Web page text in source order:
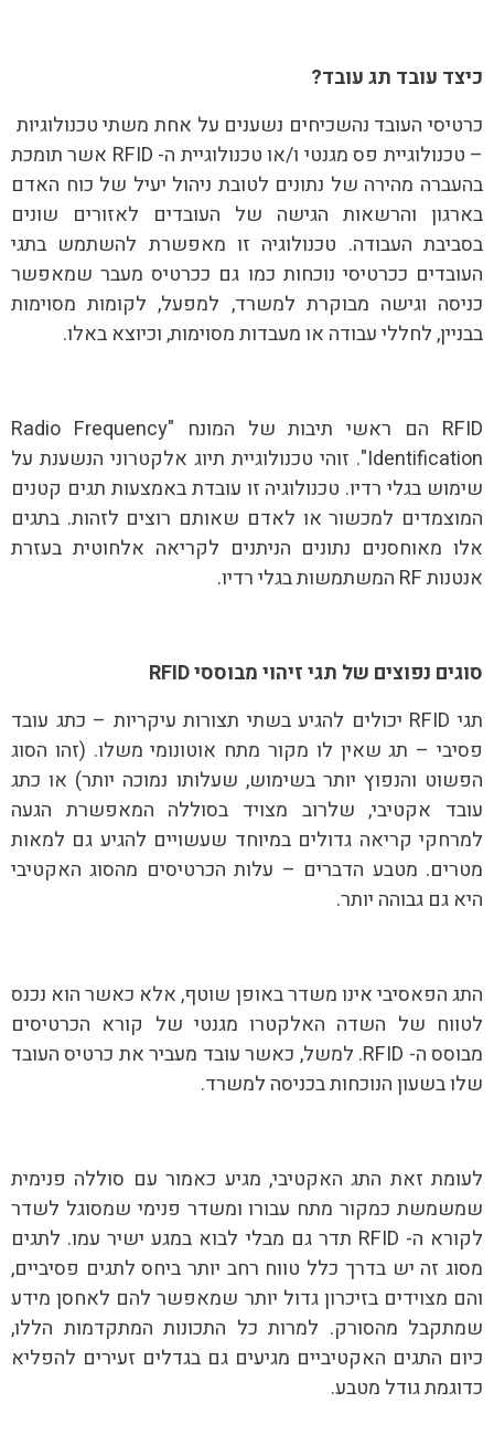
כיצד עובד תג עובד?
כרטיסי העובד נהשכיחים נשענים על אחת משתי טכנולוגיות
– טכנולוגיית פס מגנטי ו/או טכנולוגיית ה- RFID אשר תומכת
בהעברה מהירה של נתונים לטובת ניהול יעיל של כוח האדם
בארגון והרשאות הגישה של העובדים לאזורים שונים
בסביבת העבודה. טכנולוגיה זו מאפשרת להשתמש בתגי
העובדים ככרטיסי נוכחות כמו גם ככרטיס מעבר שמאפשר
כניסה וגישה מבוקרת למשרד, למפעל, לקומות מסוימות
בבניין, לחללי עבודה או מעבדות מסוימות, וכיוצא באלו.
RFID הם ראשי תיבות של המונח "Radio Frequency
Identification". זוהי טכנולוגיית תיוג אלקטרוני הנשענת על
שימוש בגלי רדיו. טכנולוגיה זו עובדת באמצעות תגים קטנים
המוצמדים למכשור או לאדם שאותם רוצים לזהות. בתגים
אלו מאוחסנים נתונים הניתנים לקריאה אלחוטית בעזרת
אנטנות RF המשתמשות בגלי רדיו.
סוגים נפוצים של תגי זיהוי מבוססי RFID
תגי RFID יכולים להגיע בשתי תצורות עיקריות – כתג עובד
פסיבי – תג שאין לו מקור מתח אוטונומי משלו. (זהו הסוג
הפשוט והנפוץ יותר בשימוש, שעלותו נמוכה יותר) או כתג
עובד אקטיבי, שלרוב מצויד בסוללה המאפשרת הגעה
למרחקי קריאה גדולים במיוחד שעשויים להגיע גם למאות
מטרים. מטבע הדברים – עלות הכרטיסים מהסוג האקטיבי
היא גם גבוהה יותר.
התג הפאסיבי אינו משדר באופן שוטף, אלא כאשר הוא נכנס
לטווח של השדה האלקטרו מגנטי של קורא הכרטיסים
מבוסס ה- RFID. למשל, כאשר עובד מעביר את כרטיס העובד
שלו בשעון הנוכחות בכניסה למשרד.
לעומת זאת התג האקטיבי, מגיע כאמור עם סוללה פנימית
שמשמשת כמקור מתח עבורו ומשדר פנימי שמסוגל לשדר
לקורא ה- RFID תדר גם מבלי לבוא במגע ישיר עמו. לתגים
מסוג זה יש בדרך כלל טווח רחב יותר ביחס לתגים פסיביים,
והם מצוידים בזיכרון גדול יותר שמאפשר להם לאחסן מידע
שמתקבל מהסורק. למרות כל התכונות המתקדמות הללו,
כיום התגים האקטיביים מגיעים גם בגדלים זעירים להפליא
כדוגמת גודל מטבע.